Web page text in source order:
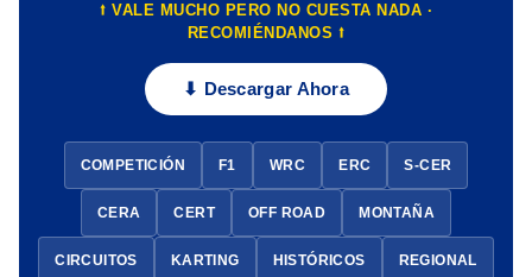
⭡ VALE MUCHO PERO NO CUESTA NADA ·
RECOMIÉNDANOS ⭡
⬇ Descargar Ahora
COMPETICIÓN F1 WRC ERC S-CER
CERA CERT OFF ROAD MONTAÑA
CIRCUITOS KARTING HISTÓRICOS REGIONAL